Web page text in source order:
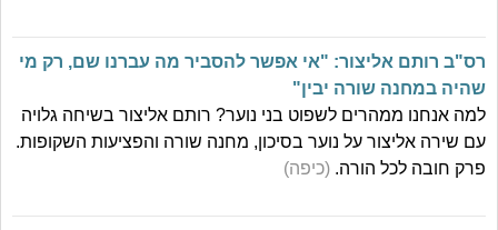
רס"ב רותם אליצור: "אי אפשר להסביר מה עברנו שם, רק מי
שהיה במחנה שורה יבין"
למה אנחנו ממהרים לשפוט בני נוער? רותם אליצור בשיחה גלויה
עם שירה אליצור על נוער בסיכון, מחנה שורה והפציעות השקופות.
פרק חובה לכל הורה. (כיפה)